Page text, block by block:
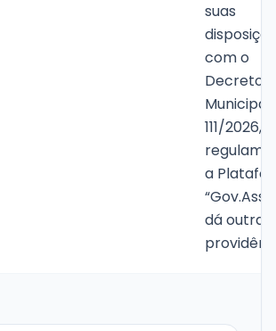
suas
com o
Decreto
Municipal
111/2026,
a
dá outras